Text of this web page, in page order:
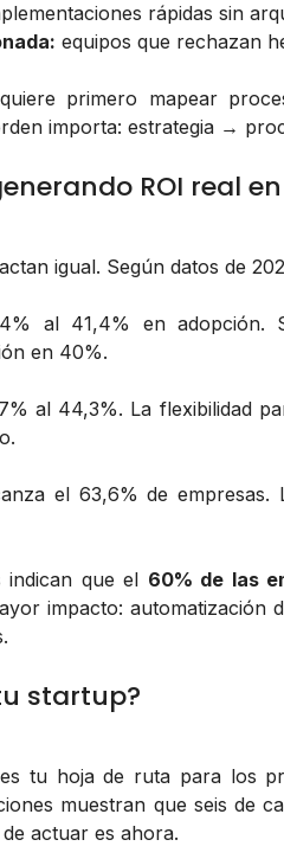
rápidas sin
equipos que rechazan
primero mapear
importa: estrategia →
ROI real
igual. Según datos de
al 41,4% en adopción.
en 40%.
al 44,3%. La flexibilidad
el 63,6% de empresas.
indican que el 60% de las
impacto: automatización
startup?
tu hoja de ruta para los
muestran que seis de
actuar es ahora.